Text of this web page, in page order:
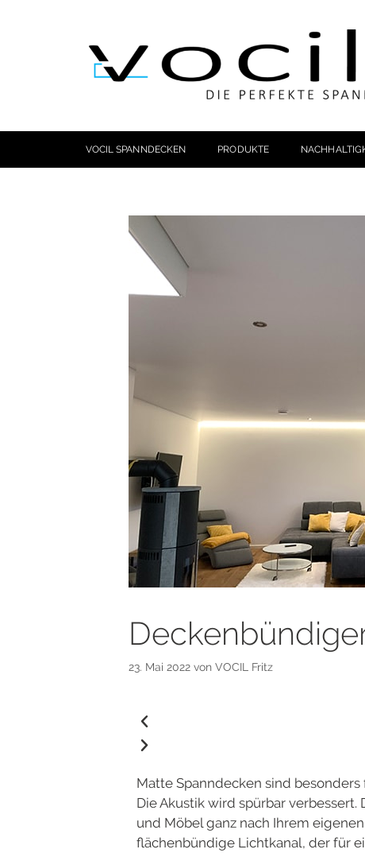
VOCIL SPANNDECKEN PRODUKTE
23. Mai 2022 von VOCIL Fritz
Matte Spanndecken sind
Die Akustik wird spürbar
und Möbel ganz nach Ihrem
flächenbündige Lichtkanal, der für